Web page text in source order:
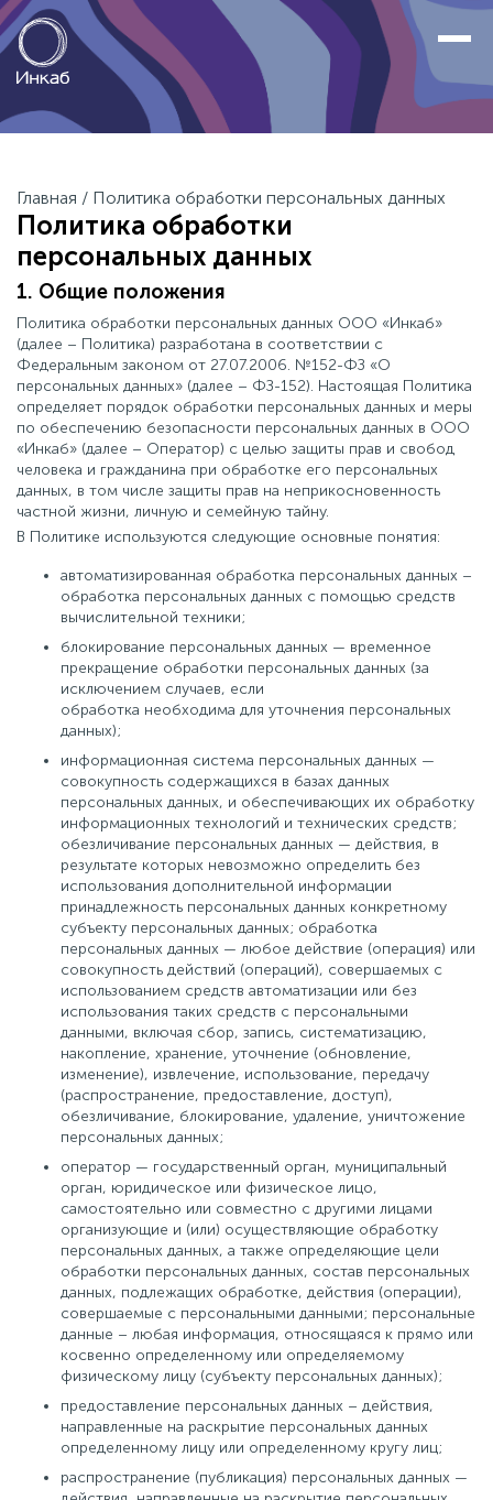
Главная / Политика обработки персональных данных
Политика обработки
персональных данных
1. Общие положения
Политика обработки персональных данных ООО «Инкаб»
(далее – Политика) разработана в соответствии с
Федеральным законом от 27.07.2006. №152-ФЗ «О
персональных данных» (далее – ФЗ-152). Настоящая Политика
определяет порядок обработки персональных данных и меры
по обеспечению безопасности персональных данных в ООО
«Инкаб» (далее – Оператор) с целью защиты прав и свобод
человека и гражданина при обработке его персональных
данных, в том числе защиты прав на неприкосновенность
частной жизни, личную и семейную тайну.
В Политике используются следующие основные понятия:
автоматизированная обработка персональных данных –
обработка персональных данных с помощью средств
вычислительной техники;
блокирование персональных данных — временное
прекращение обработки персональных данных (за
исключением случаев, если
обработка необходима для уточнения персональных
данных);
информационная система персональных данных —
совокупность содержащихся в базах данных
персональных данных, и обеспечивающих их обработку
информационных технологий и технических средств;
обезличивание персональных данных — действия, в
результате которых невозможно определить без
использования дополнительной информации
принадлежность персональных данных конкретному
субъекту персональных данных; обработка
персональных данных — любое действие (операция) или
совокупность действий (операций), совершаемых с
использованием средств автоматизации или без
использования таких средств с персональными
данными, включая сбор, запись, систематизацию,
накопление, хранение, уточнение (обновление,
изменение), извлечение, использование, передачу
(распространение, предоставление, доступ),
обезличивание, блокирование, удаление, уничтожение
персональных данных;
оператор — государственный орган, муниципальный
орган, юридическое или физическое лицо,
самостоятельно или совместно с другими лицами
организующие и (или) осуществляющие обработку
персональных данных, а также определяющие цели
обработки персональных данных, состав персональных
данных, подлежащих обработке, действия (операции),
совершаемые с персональными данными; персональные
данные – любая информация, относящаяся к прямо или
косвенно определенному или определяемому
физическому лицу (субъекту персональных данных);
предоставление персональных данных – действия,
направленные на раскрытие персональных данных
определенному лицу или определенному кругу лиц;
распространение (публикация) персональных данных —